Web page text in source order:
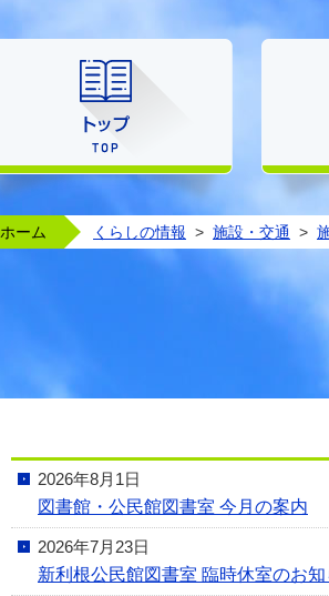
ホーム くらしの情報 > 施設・交通 >
2026年8月1日
図書館・公民館図書室 今月の案内
2026年7月23日
新利根公民館図書室 臨時休室のお知